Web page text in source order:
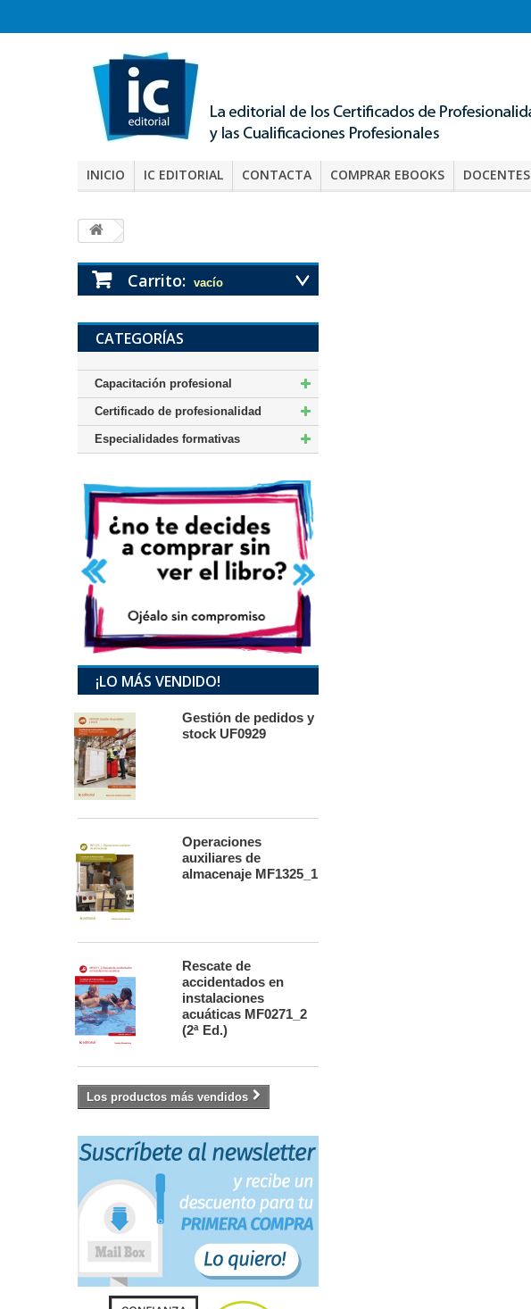
INICIO IC EDITORIAL CONTACTA COMPRAR EBOOKS DOCENTES
Carrito: vacío
CATEGORÍAS
Capacitación profesional
Certificado de profesionalidad
Especialidades formativas
¡LO MÁS VENDIDO!
Gestión de pedidos y
stock UF0929
Operaciones
auxiliares de
almacenaje MF1325_1
Rescate de
accidentados en
instalaciones
acuáticas MF0271_2
(2ª Ed.)
Los productos más vendidos